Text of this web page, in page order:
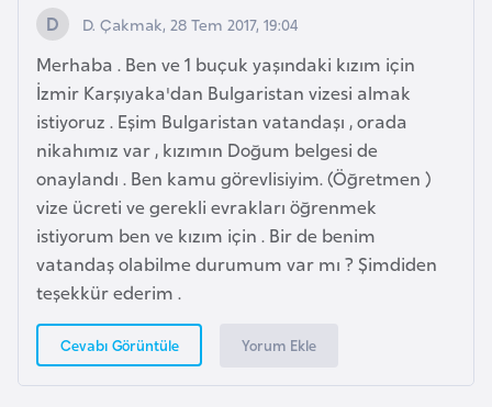
D. Çakmak, 28 Tem 2017, 19:04
Merhaba . Ben ve 1 buçuk yaşındaki kızım için
İzmir Karşıyaka'dan Bulgaristan vizesi almak
istiyoruz . Eşim Bulgaristan vatandaşı , orada
nikahımız var , kızımın Doğum belgesi de
onaylandı . Ben kamu görevlisiyim. (Öğretmen )
vize ücreti ve gerekli evrakları öğrenmek
istiyorum ben ve kızım için . Bir de benim
vatandaş olabilme durumum var mı ? Şimdiden
teşekkür ederim .
Cevabı Görüntüle Yorum Ekle
i
n
l
a
n
d
i
y
a
F
r
a
n